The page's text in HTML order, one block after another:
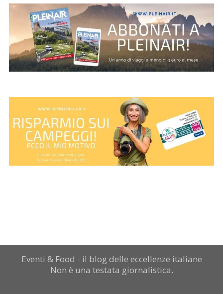
Eventi & Food - il blog delle eccellenze italiane
Non è una testata giornalistica.